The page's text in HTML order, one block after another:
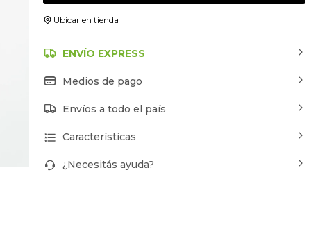
Ubicar en tienda
ENVÍO EXPRESS
Medios de pago
Envíos a todo el país
Características
¿Necesitás ayuda?